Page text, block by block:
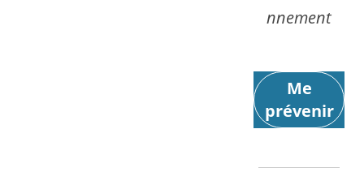
nnement
Me
prévenir